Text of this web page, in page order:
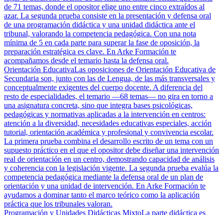
de 71 temas, donde el opositor elige uno entre cinco extraídos al
azar. La segunda prueba consiste en la presentación y defensa oral
de una programación didáctica y una unidad didáctica ante el
tribunal, valorando la competencia pedagógica. Con una nota
mínima de 5 en cada parte para superar la fase de oposición, la
preparación estratégica es clave. En Arke Formación te
acompañamos desde el temario hasta la defensa oral.
Orientación EducativaLas oposiciones de Orientación Educativa de
Secundaria son, junto con las de Lengua, de las más transversales y
conceptualmente exigentes del cuerpo docente. A diferencia del
resto de especialidades, el temario —68 temas— no gira en torno a
una asignatura concreta, sino que integra bases psicológicas,
pedagógicas y normativas aplicadas a la intervención en centros:
atención a la diversidad, necesidades educativas especiales, acción
tutorial, orientación académica y profesional y convivencia escolar.
La primera prueba combina el desarrollo escrito de un tema con un
supuesto práctico en el que el opositor debe diseñar una intervención
real de orientación en un centro, demostrando capacidad de análisis
y coherencia con la legislación vigente. La segunda prueba evalúa la
competencia pedagógica mediante la defensa oral de un plan de
orientación y una unidad de intervención. En Arke Formación te
ayudamos a dominar tanto el marco teórico como la aplicación
práctica que los tribunales valoran.
Programación y Unidades Didácticas MixtoLa parte didáctica es